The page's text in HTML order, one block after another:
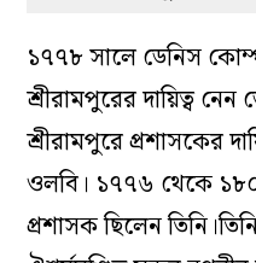
১৭৭৮ সালে ডেনিস
শ্রীরামপুরের দায়িত্ব
শ্রীরামপুরে প্রশাসকের
ওলবি। ১৭৭৬ থেকে
প্রশাসক ছিলেন